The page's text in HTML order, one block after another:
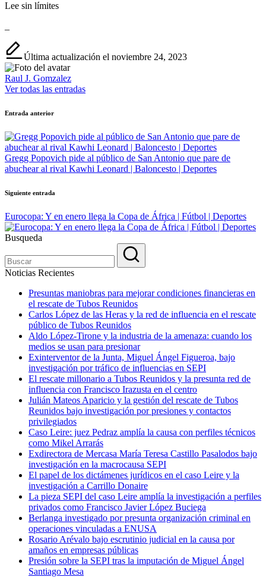
Lee sin límites
Última actualización el noviembre 24, 2023
Raul J. Gomzalez
Ver todas las entradas
Navegación
de
entradas
Entrada anterior
Gregg Popovich pide al público de San Antonio que pare de
abuchear al rival Kawhi Leonard | Baloncesto | Deportes
Siguiente entrada
Eurocopa: Y en enero llega la Copa de África | Fútbol | Deportes
Busqueda
Noticias Recientes
Presuntas maniobras para mejorar condiciones financieras en
el rescate de Tubos Reunidos
Carlos López de las Heras y la red de influencia en el rescate
público de Tubos Reunidos
Aldo López-Tirone y la industria de la amenaza: cuando los
medios se usan para presionar
Exinterventor de la Junta, Miguel Ángel Figueroa, bajo
investigación por tráfico de influencias en SEPI
El rescate millonario a Tubos Reunidos y la presunta red de
influencia con Francisco Irazusta en el centro
Julián Mateos Aparicio y la gestión del rescate de Tubos
Reunidos bajo investigación por presiones y contactos
privilegiados
Caso Leire: juez Pedraz amplía la causa con perfiles técnicos
como Mikel Arrarás
Exdirectora de Mercasa María Teresa Castillo Pasalodos bajo
investigación en la macrocausa SEPI
El papel de los dictámenes jurídicos en el caso Leire y la
investigación a Carrillo Donaire
La pieza SEPI del caso Leire amplía la investigación a perfiles
privados como Francisco Javier López Buciega
Berlanga investigado por presunta organización criminal en
operaciones vinculadas a ENUSA
Rosario Arévalo bajo escrutinio judicial en la causa por
amaños en empresas públicas
Presión sobre la SEPI tras la imputación de Miguel Ángel
Santiago Mesa